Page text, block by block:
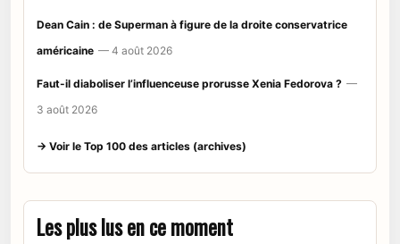
Dean Cain : de Superman à figure de la droite conservatrice
américaine — 4 août 2026
Faut-il diaboliser l’influenceuse prorusse Xenia Fedorova ? —
3 août 2026
→ Voir le Top 100 des articles (archives)
Les plus lus en ce moment